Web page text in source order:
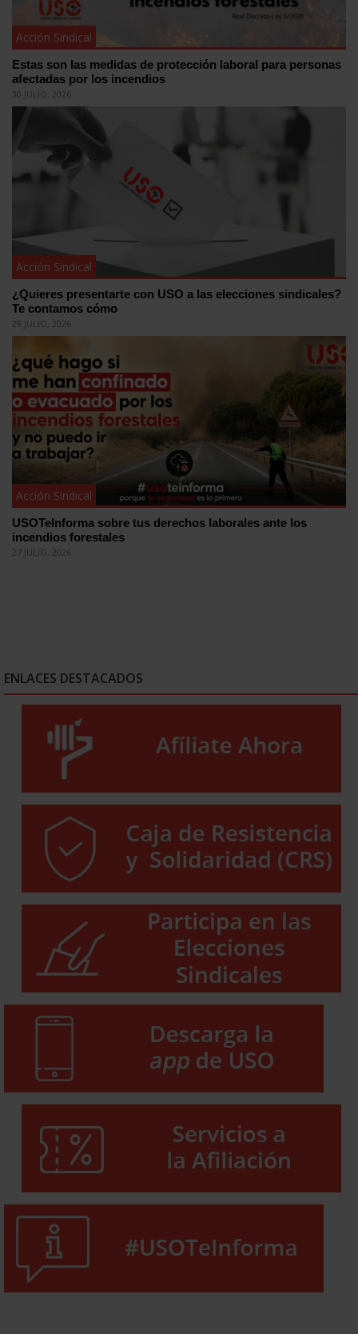
Acción Sindical
Estas son las medidas de protección laboral para personas
afectadas por los incendios
30 JULIO, 2026
Acción Sindical
¿Quieres presentarte con USO a las elecciones sindicales?
Te contamos cómo
29 JULIO, 2026
Acción Sindical
USOTeInforma sobre tus derechos laborales ante los
incendios forestales
27 JULIO, 2026
ENLACES DESTACADOS